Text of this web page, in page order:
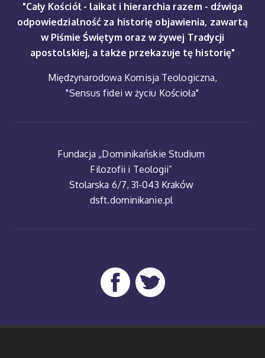
"Cały Kościół - laikat i hierarchia razem - dźwiga
odpowiedzialność za historię objawienia, zawartą
w Piśmie Świętym oraz w żywej Tradycji
apostolskiej, a także przekazuje tę historię"
Międzynarodowa Komisja Teologiczna,
"Sensus fidei w życiu Kościoła"
Fundacja „Dominikańskie Studium
Filozofii i Teologii”
Stolarska 6/7, 31-043 Kraków
dsft.dominikanie.pl